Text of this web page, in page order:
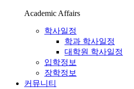
Academic Affairs
학사일정
학과 학사일정
대학원 학사일정
입학정보
장학정보
커뮤니티